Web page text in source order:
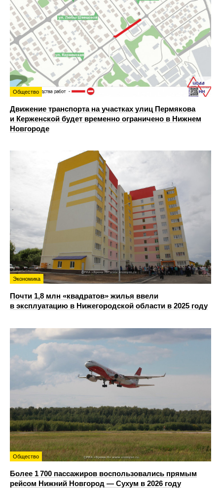
Общество
Движение транспорта на участках улиц Пермякова
и Керженской будет временно ограничено в Нижнем
Новгороде
Экономика
Почти 1,8 млн «квадратов» жилья ввели
в эксплуатацию в Нижегородской области в 2025 году
Общество
Более 1 700 пассажиров воспользовались прямым
рейсом Нижний Новгород — Сухум в 2026 году